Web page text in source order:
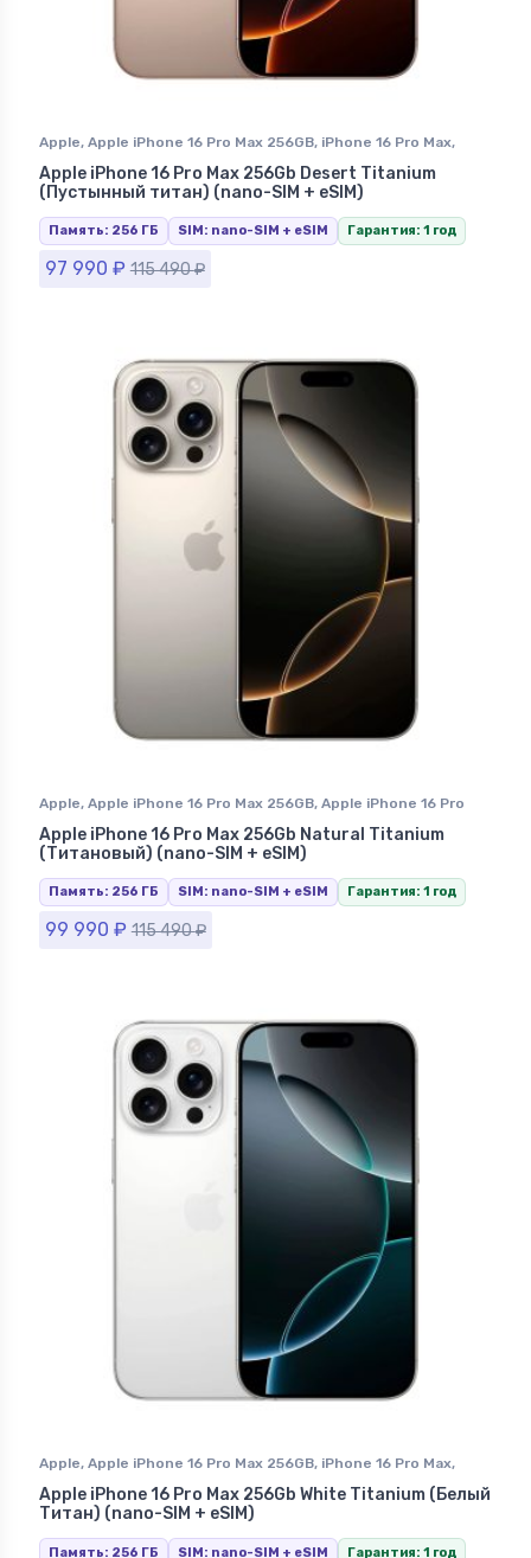
Apple, Apple iPhone 16 Pro Max 256GB, iPhone 16 Pro Max,
iPhone в Ставрополе
Apple iPhone 16 Pro Max 256Gb Desert Titanium
(Пустынный титан) (nano-SIM + eSIM)
Память: 256 ГБ SIM: nano-SIM + eSIM Гарантия: 1 год
97 990 ₽ 115 490₽
Apple, Apple iPhone 16 Pro Max 256GB, Apple iPhone 16 Pro
Max Natural Titanium (Натуральный Титан) iPhone 16 Pro
Max, iPhone в Ставрополе
Apple iPhone 16 Pro Max 256Gb Natural Titanium
(Титановый) (nano-SIM + eSIM)
Память: 256 ГБ SIM: nano-SIM + eSIM Гарантия: 1 год
99 990 ₽ 115 490₽
Apple, Apple iPhone 16 Pro Max 256GB, iPhone 16 Pro Max,
iPhone в Ставрополе
Apple iPhone 16 Pro Max 256Gb White Titanium (Белый
Титан) (nano-SIM + eSIM)
Память: 256 ГБ SIM: nano-SIM + eSIM Гарантия: 1 год